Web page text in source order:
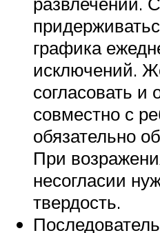
графика
исключений.
согласовать и
совместно с
обязательно
При
несогласии
твердость.